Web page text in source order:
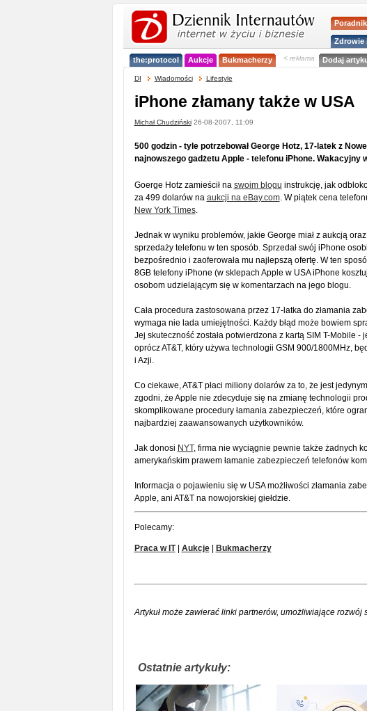
Zdrowie
the:protocol Aukcje Bukmacherzy < reklama Dodaj
DI Wiadomości Lifestyle
iPhone złamany także w USA
Michał Chudziński26-08-2007, 11:09
500 godzin - tyle potrzebował George Hotz, 17-latek z
najnowszego gadżetu Apple - telefonu iPhone. Wakacyjny
Goerge Hotz zamieścił na swoim blogu instrukcję, jak
za 499 dolarów na aukcji na eBay.com. W piątek cena
New York Times.
Jednak w wyniku problemów, jakie George miał z aukcją
sprzedaży telefonu w ten sposób. Sprzedał swój iPhone
bezpośrednio i zaoferowała mu najlepszą ofertę. W ten
8GB telefony iPhone (w sklepach Apple w USA iPhone
osobom udzielającym się w komentarzach na jego blogu.
Cała procedura zastosowana przez 17-latka do złamania
wymaga nie lada umiejętności. Każdy błąd może bowiem
Jej skuteczność została potwierdzona z kartą SIM T-Mobile
oprócz AT&T, który używa technologii GSM 900/1800MHz,
i Azji.
Co ciekawe, AT&T płaci miliony dolarów za to, że jest
zgodni, że Apple nie zdecyduje się na zmianę technologii
skomplikowane procedury łamania zabezpieczeń, które
najbardziej zaawansowanych użytkowników.
Jak donosi NYT, firma nie wyciągnie pewnie także żadnych
amerykańskim prawem łamanie zabezpieczeń telefonów
Informacja o pojawieniu się w USA możliwości złamania
Apple, ani AT&T na nowojorskiej giełdzie.
Polecamy:
Praca w IT| Aukcje| Bukmacherzy
Artykuł może zawierać linki partnerów, umożliwiające
Ostatnie artykuły: